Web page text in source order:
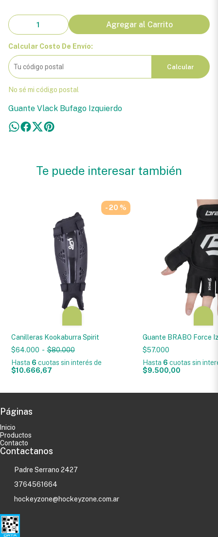
Agregar al Carrito
Calcular Costo De Envío:
Calcular
No sé mi código postal
Guante Vlack Bufago Izquierdo
Te puede interesar también
- 20 %
Canilleras Kookaburra Spirit
$64.000 - $80.000
Hasta 6 cuotas sin interés de
$10.666,67
Guante BRABO Force
$57.000
Hasta 6 cuotas sin
$9.500,00
Páginas
Inicio
Productos
Contacto
Contactanos
Padre Serrano 2427
3764561664
hockeyzone@hockeyzone.com.ar